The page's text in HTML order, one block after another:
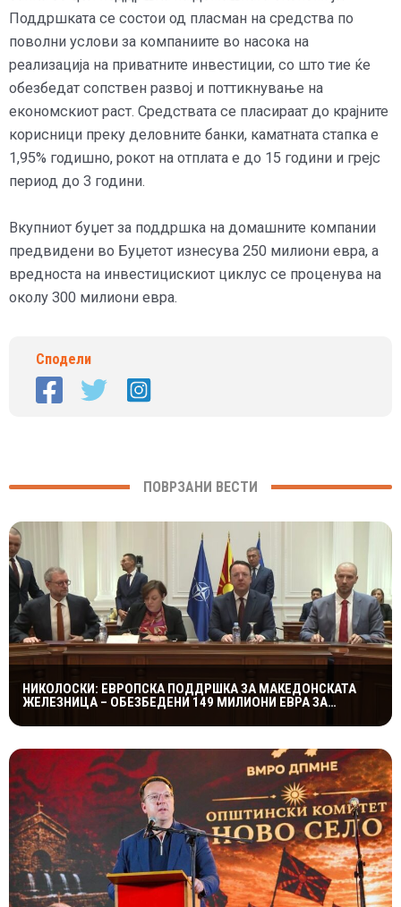
Поддршката се состои од пласман на средства по
поволни услови за компаниите во насока на
реализација на приватните инвестиции, со што тие ќе
обезбедат сопствен развој и поттикнување на
економскиот раст. Средствата се пласираат до крајните
корисници преку деловните банки, каматната стапка е
1,95% годишно, рокот на отплата е до 15 години и грејс
период до 3 години.
Вкупниот буџет за поддршка на домашните компании
предвидени во Буџетот изнесува 250 милиони евра, а
вредноста на инвестицискиот циклус се проценува на
околу 300 милиони евра.
Сподели
ПОВРЗАНИ ВЕСТИ
НИКОЛОСКИ: ЕВРОПСКА ПОДДРШКА ЗА МАКЕДОНСКАТА
ЖЕЛЕЗНИЦА – ОБЕЗБЕДЕНИ 149 МИЛИОНИ ЕВРА ЗА